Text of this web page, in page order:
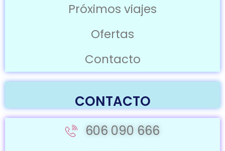
Próximos viajes
Ofertas
Contacto
CONTACTO
606 090 666